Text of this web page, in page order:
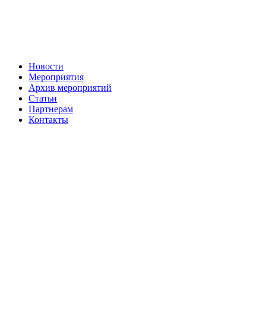
Новости
Мероприятия
Архив мероприятий
Статьи
Партнерам
Контакты